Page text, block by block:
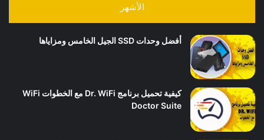
الأشهر
أفضل وحدات SSD الجيل الخامس ومزاياها
كيفية تحميل برنامج Dr. WiFi مع الخطوات WiFi
Doctor Suite